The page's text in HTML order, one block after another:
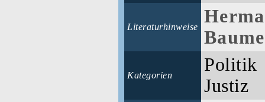
Literaturhinweise
Kategorien
Politik
Justiz